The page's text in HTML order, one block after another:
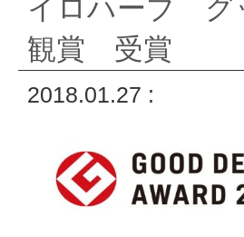
イロハーブ グ
観賞 受賞
2018.01.27 :